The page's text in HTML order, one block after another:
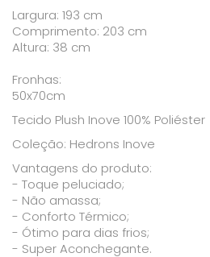
Largura: 193 cm
Comprimento: 203 cm
Altura: 38 cm
Fronhas:
50x70cm
Tecido Plush Inove 100% Poliéster
Coleção: Hedrons Inove
Vantagens do produto:
- Toque peluciado;
- Não amassa;
- Conforto Térmico;
- Ótimo para dias frios;
- Super Aconchegante.